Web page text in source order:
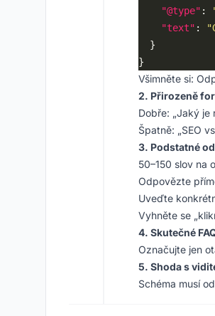
"@type" :
"text" :
Všimněte si:
2. Přirozeně
Dobře: „Jaký je
Špatně: „SEO
3. Podstatné
50–150 slov na
Odpovězte
Uveďte
Vyhněte se
4. Skutečné
Označujte jen
5. Shoda s
Schéma musí